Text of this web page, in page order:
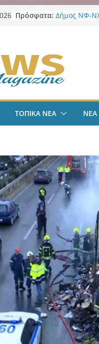
Πρόσφατα: Δήμος ΝΦ-
#35 | “Όλες
μέσα από το
tv
League» – Η
του Μάριου
Κατερίνας
ΤΟΠΙΚΑ ΝΕΑ ΝΕΑ